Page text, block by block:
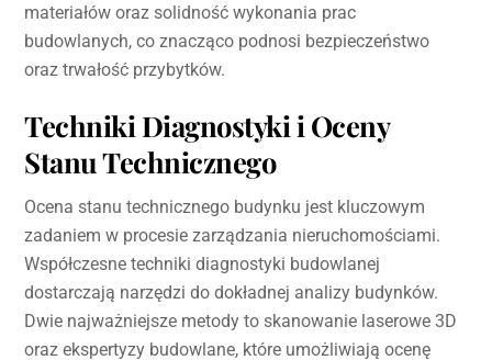
materiałów oraz solidność wykonania prac
budowlanych, co znacząco podnosi bezpieczeństwo
oraz trwałość przybytków.
Techniki Diagnostyki i Oceny
Stanu Technicznego
Ocena stanu technicznego budynku jest kluczowym
zadaniem w procesie zarządzania nieruchomościami.
Współczesne techniki diagnostyki budowlanej
dostarczają narzędzi do dokładnej analizy budynków.
Dwie najważniejsze metody to skanowanie laserowe 3D
oraz ekspertyzy budowlane, które umożliwiają ocenę